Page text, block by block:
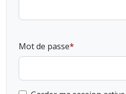
Mot de passe